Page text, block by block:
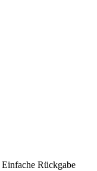
Einfache Rückgabe